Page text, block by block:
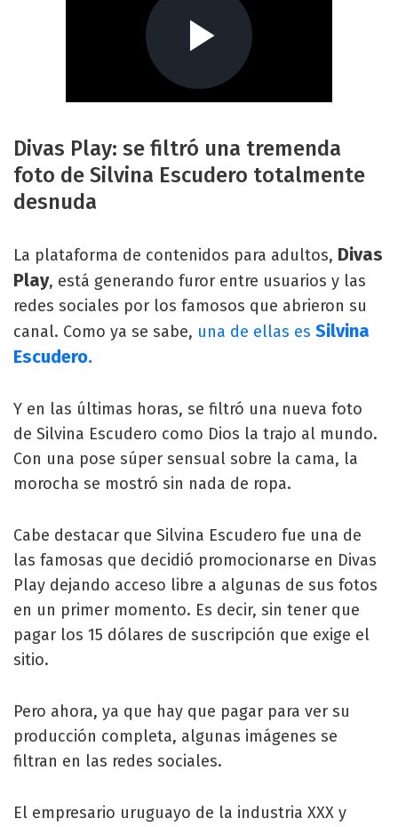
Divas Play: se filtró una tremenda
foto de Silvina Escudero totalmente
desnuda
La plataforma de contenidos para adultos, Divas
Play, está generando furor entre usuarios y las
redes sociales por los famosos que abrieron su
canal. Como ya se sabe, una de ellas es Silvina
Escudero.
Y en las últimas horas, se filtró una nueva foto
de Silvina Escudero como Dios la trajo al mundo.
Con una pose súper sensual sobre la cama, la
morocha se mostró sin nada de ropa.
Cabe destacar que Silvina Escudero fue una de
las famosas que decidió promocionarse en Divas
Play dejando acceso libre a algunas de sus fotos
en un primer momento. Es decir, sin tener que
pagar los 15 dólares de suscripción que exige el
sitio.
Pero ahora, ya que hay que pagar para ver su
producción completa, algunas imágenes se
filtran en las redes sociales.
El empresario uruguayo de la industria XXX y